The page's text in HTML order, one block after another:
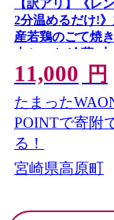
【訳アリ】《レ
2分温めるだけ!》
産若鶏のごて焼
本セット(冷蔵)
若鳥 骨付きもも
火焼き [時短調理
調理 一人暮らし
スマス パーティ
惣菜 レンチン]
TF0519-P00016
11,000 円
たまった
POINTで寄附
る！
宮崎県高原町